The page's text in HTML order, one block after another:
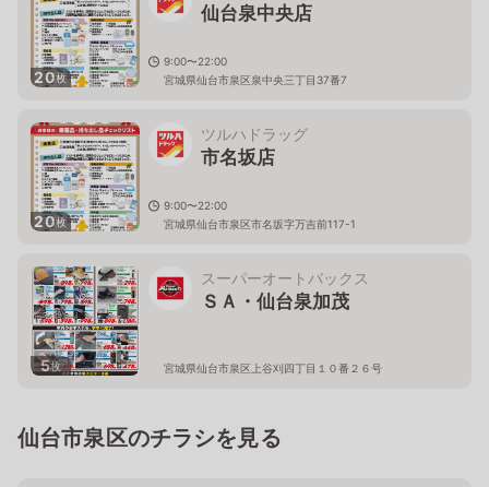
20枚
仙台泉中央店
9:00〜22:00
宮城県仙台市泉区泉中央三丁目37番7
20枚
ツルハドラッグ
市名坂店
9:00〜22:00
宮城県仙台市泉区市名坂字万吉前117-1
5枚
スーパーオートバックス
ＳＡ・仙台泉加茂
宮城県仙台市泉区上谷刈四丁目１０番２６号
仙台市泉区のチラシを見る